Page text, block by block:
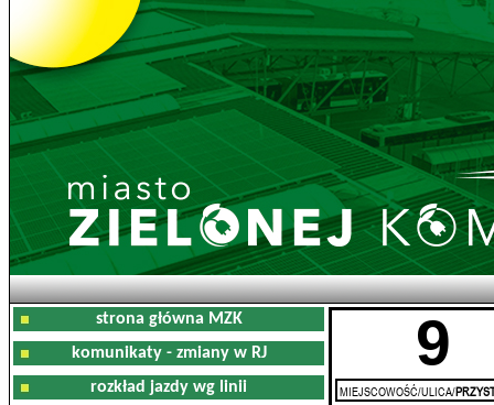
strona główna MZK
komunikaty - zmiany w RJ
rozkład jazdy wg linii
9
MIEJSCOWOŚĆ/ULICA/